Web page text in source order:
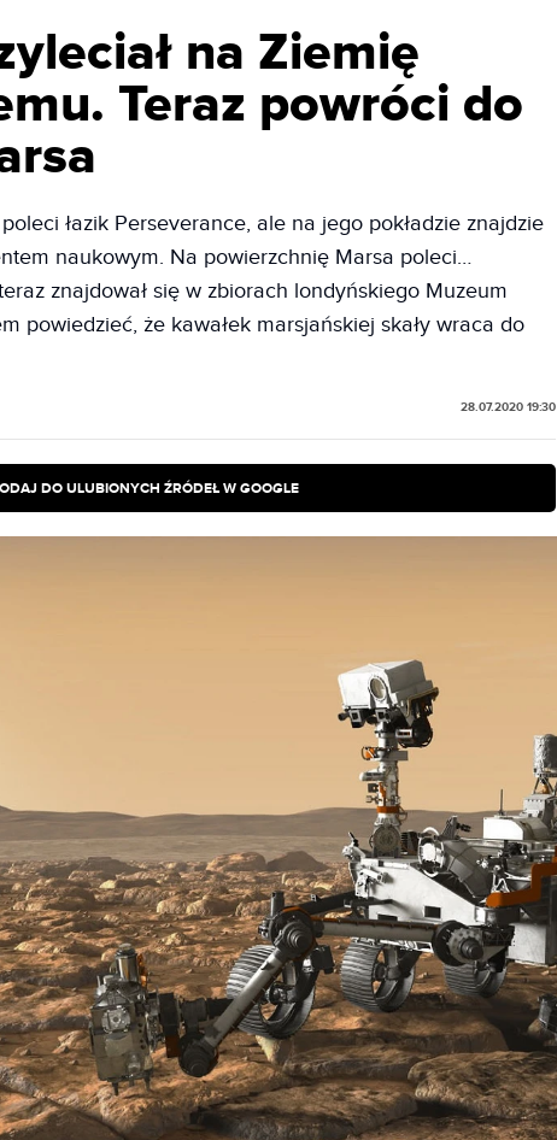
na Ziemię
Teraz powróci do
łazik Perseverance, ale na jego pokładzie znajdzie
naukowym. Na powierzchnię Marsa poleci…
znajdował się w zbiorach londyńskiego Muzeum
powiedzieć, że kawałek marsjańskiej skały wraca do
28.07.2020 19:30
DO ULUBIONYCH ŹRÓDEŁ W GOOGLE